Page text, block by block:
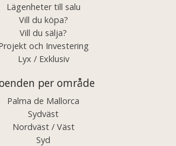
Lägenheter till salu
Vill du köpa?
Vill du sälja?
och Investering
Lyx / Exklusiv
per område
Palma de Mallorca
Sydväst
Nordväst / Väst
Syd